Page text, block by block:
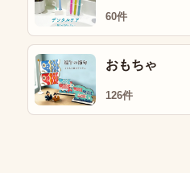
60件
おもちゃ
126件